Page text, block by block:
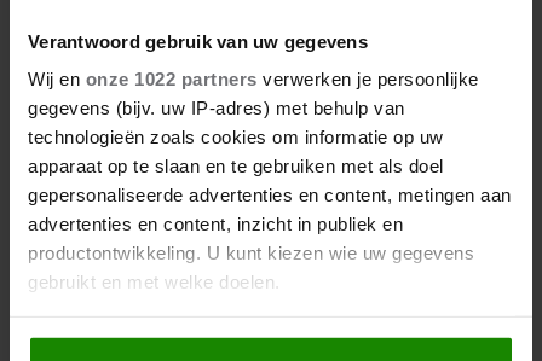
Verantwoord gebruik van uw gegevens
Wij en onze 1022 partners verwerken je persoonlijke
gegevens (bijv. uw IP-adres) met behulp van
technologieën zoals cookies om informatie op uw
apparaat op te slaan en te gebruiken met als doel
gepersonaliseerde advertenties en content, metingen aan
advertenties en content, inzicht in publiek en
productontwikkeling. U kunt kiezen wie uw gegevens
gebruikt en met welke doelen.
Als u het toestaat, willen we ook graag: